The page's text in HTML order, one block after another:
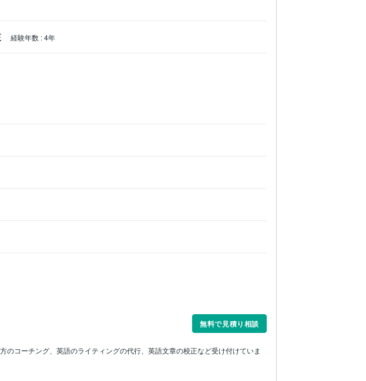
経験年数 :4年
無料で見積り相談
コーチング、英語のライティングの代行、英語文章の校正など受け付けていま